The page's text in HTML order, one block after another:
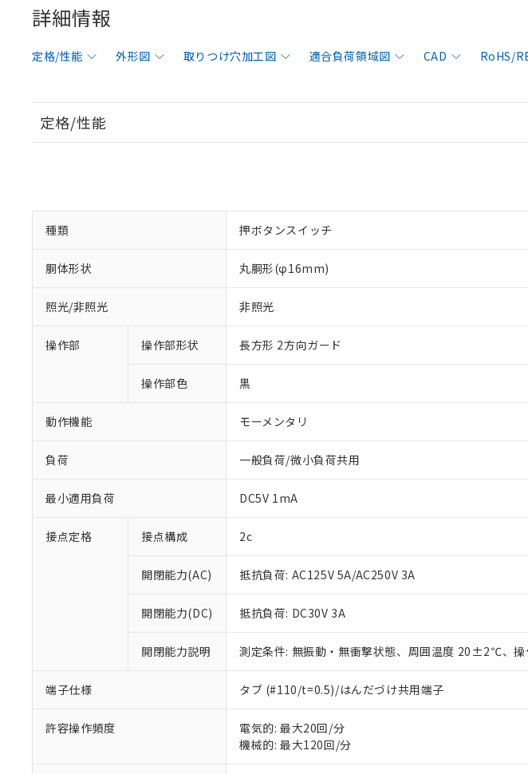
詳細情報
定格/性能 外形図 取りつけ穴加工図 適合負荷領域図 CAD RoHS/
定格/性能
種類 押ボタンスイッチ
胴体形状 丸胴形(φ16mm)
照光/非照光 非照光
操作部 操作部形状 長方形 2方向ガード
操作部色 黒
動作機能 モーメンタリ
負荷 一般負荷/微小負荷共用
最小適用負荷 DC5V 1mA
接点定格 接点構成 2c
開閉能力(AC) 抵抗負荷: AC125V 5A/AC250V 3A
開閉能力(DC) 抵抗負荷: DC30V 3A
開閉能力説明 測定条件: 無振動・無衝撃状態、周囲温度 20±2℃、
端子仕様 タブ (#110/t=0.5)/はんだづけ共用端子
許容操作頻度
電気的: 最大20回/分
機械的: 最大120回/分
ご利用条件
以下の条件をお読みいただき、同意のうえご利用く
※1 対応状況
対応済み：EU RoHS指令（10物質）の非含有に
対応予定なし：EU RoHS指令（10物質）の非含有
調査・確認中：EU RoHS指令（10物質）の非含有
非該当品：ライセンス料など無形物で、有害物質有
仕入先様の事情により、非含有部品としていたも
があります。
※1 中国RoHS○×表